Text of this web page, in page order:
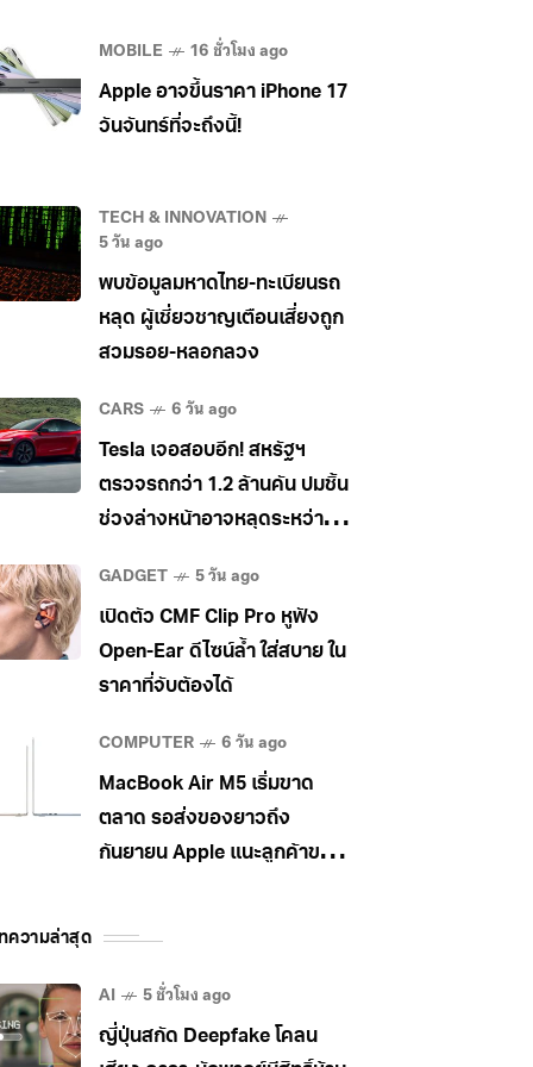
MOBILE 16 ชั่วโมง ago
Apple อาจขึ้นราคา iPhone 17
วันจันทร์ที่จะถึงนี้!
TECH & INNOVATION
5 วัน ago
พบข้อมูลมหาดไทย-ทะเบียนรถ
หลุด ผู้เชี่ยวชาญเตือนเสี่ยงถูก
สวมรอย-หลอกลวง
CARS 6 วัน ago
Tesla เจอสอบอีก! สหรัฐฯ
ตรวจรถกว่า 1.2 ล้านคัน ปมชิ้น
ช่วงล่างหน้าอาจหลุดระหว่าง
GADGET 5 วัน ago
เปิดตัว CMF Clip Pro หูฟัง
Open-Ear ดีไซน์ล้ำ ใส่สบาย ใน
ราคาที่จับต้องได้
COMPUTER 6 วัน ago
MacBook Air M5 เริ่มขาด
ตลาด รอส่งของยาวถึง
กันยายน Apple แนะลูกค้าขยับ
ความล่าสุด
AI 5 ชั่วโมง ago
ญี่ปุ่นสกัด Deepfake โคลน